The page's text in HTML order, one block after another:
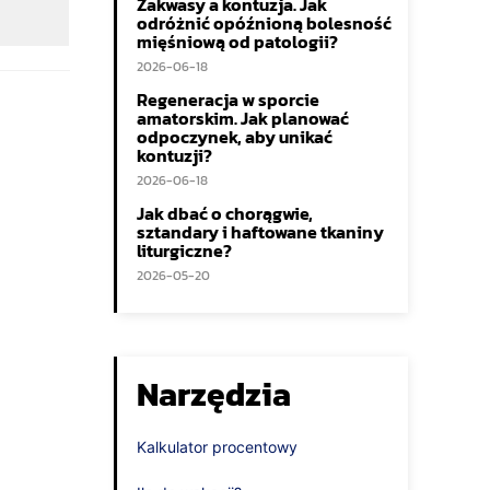
odróżnić opóźnioną bolesność
mięśniową od patologii?
2026-06-18
Regeneracja w sporcie
amatorskim. Jak planować
odpoczynek, aby unikać
kontuzji?
2026-06-18
Jak dbać o chorągwie,
sztandary i haftowane tkaniny
liturgiczne?
2026-05-20
Narzędzia
Kalkulator procentowy